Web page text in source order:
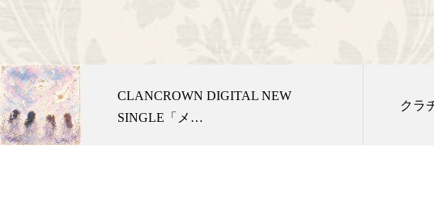
CLANCROWN DIGITAL NEW
SINGLE「メ…
クラ